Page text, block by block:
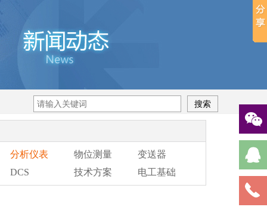
分析仪表 物位测量
变送器
DCS 技术方案 电工基础